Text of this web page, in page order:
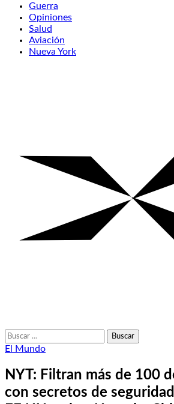
Guerra
Opiniones
Salud
Aviación
Nueva York
Buscar:
El Mundo
NYT: Filtran más de 100
con secretos de